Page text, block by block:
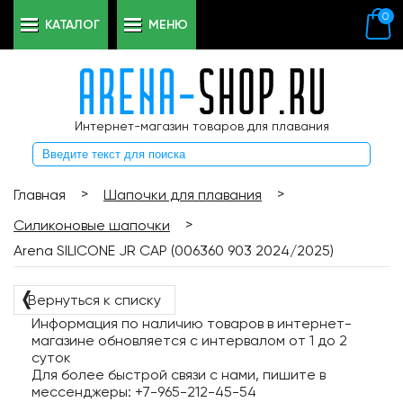
Интернет-магазин товаров для плавания
0
КАТАЛОГ МЕНЮ
Главная > Шапочки для плавания
>
Силиконовые шапочки
>
Arena SILICONE JR CAP (006360 903 2024/2025)
❬Вернуться к списку
Информация по наличию товаров в интернет-
магазине обновляется с интервалом от 1 до 2
суток
Для более быстрой связи с нами, пишите в
мессенджеры: +7-965-212-45-54